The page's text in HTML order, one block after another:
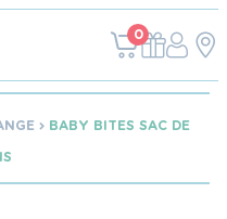
0
BABY BITES SAC DE